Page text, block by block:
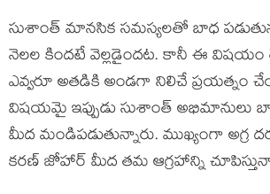
సుశాంత్ మానసిక సమస్యలతో బాధ
నెలల కిందటే వెల్లడైందట. కానీ ఈ విషయం
ఎవ్వరూ అతడికి అండగా నిలిచే ప్రయత్నం
విషయమై ఇప్పుడు సుశాంత్ అభిమానులు
మీద మండిపడుతున్నారు. ముఖ్యంగా అగ్ర
కరణ్ జోహార్ మీద తమ ఆగ్రహాన్ని